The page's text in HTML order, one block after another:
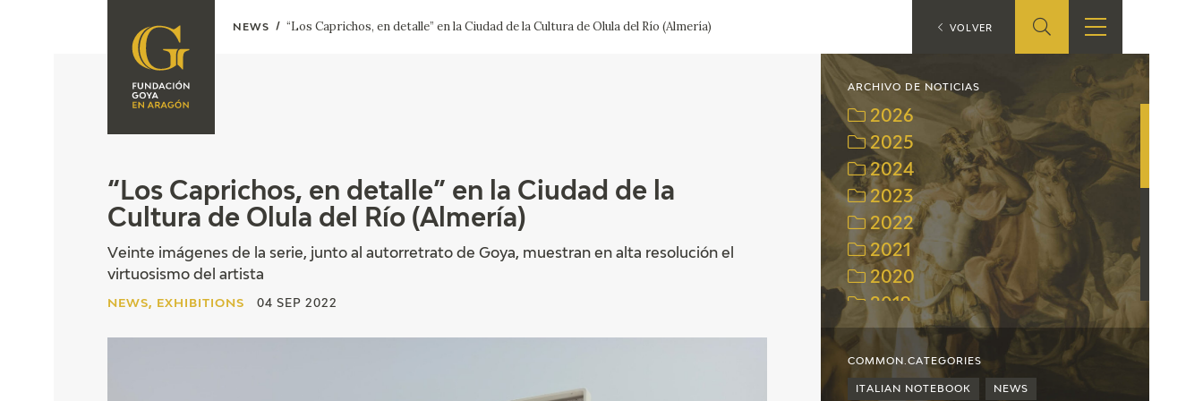
FOUNDATION
SOMOS
CORPORATE
ACTION
CONTACT
PREMIO ARAGÓN
SHOP
ONLINE SHOP
RECURSOS
EDUCATIVOS
ARASAAC
“Los Caprichos, en detalle” en la Ciudad de la
Cultura de Olula del Río (Almería)
Veinte imágenes de la serie, junto al autorretrato de Goya, muestran en alta resolución el
virtuosismo del artista
NEWS, EXHIBITIONS 04 SEP 2022
ARCHIVO DE NOTICIAS
2026
2025
2024
2023
2022
2021
2020
2019
2018
2017
2016
COMMON.CATEGORIES
ITALIAN NOTEBOOK NEWS
NEWS “Los Caprichos, en detalle” en la Ciudad de la Cultura de Olula del Río (Almería) VOLVER